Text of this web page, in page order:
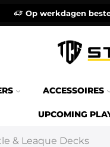
Op werkdagen
ACCESSOIRES
UPCOMING
& Leaque Decks